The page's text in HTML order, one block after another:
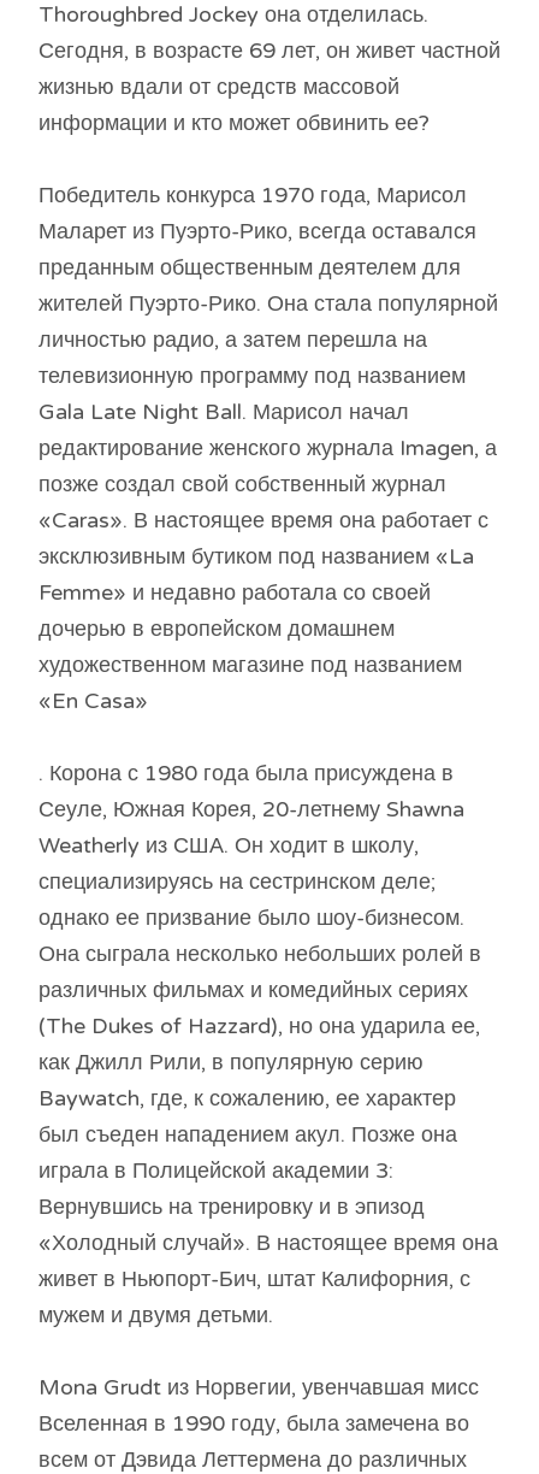
Thoroughbred Jockey она отделилась.
Сегодня, в возрасте 69 лет, он живет частной
жизнью вдали от средств массовой
информации и кто может обвинить ее?
Победитель конкурса 1970 года, Марисол
Маларет из Пуэрто-Рико, всегда оставался
преданным общественным деятелем для
жителей Пуэрто-Рико. Она стала популярной
личностью радио, а затем перешла на
телевизионную программу под названием
Gala Late Night Ball. Марисол начал
редактирование женского журнала Imagen, а
позже создал свой собственный журнал
«Caras». В настоящее время она работает с
эксклюзивным бутиком под названием «La
Femme» и недавно работала со своей
дочерью в европейском домашнем
художественном магазине под названием
«En Casa»
. Корона с 1980 года была присуждена в
Сеуле, Южная Корея, 20-летнему Shawna
Weatherly из США. Он ходит в школу,
специализируясь на сестринском деле;
однако ее призвание было шоу-бизнесом.
Она сыграла несколько небольших ролей в
различных фильмах и комедийных сериях
(The Dukes of Hazzard), но она ударила ее,
как Джилл Рили, в популярную серию
Baywatch, где, к сожалению, ее характер
был съеден нападением акул. Позже она
играла в Полицейской академии 3:
Вернувшись на тренировку и в эпизод
«Холодный случай». В настоящее время она
живет в Ньюпорт-Бич, штат Калифорния, с
мужем и двумя детьми.
Mona Grudt из Норвегии, увенчавшая мисс
Вселенная в 1990 году, была замечена во
всем от Дэвида Леттермена до различных